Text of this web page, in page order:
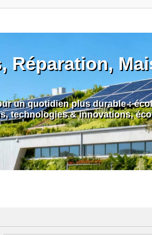
Réparation,
un quotidien plus durable :
technologies & innovations,